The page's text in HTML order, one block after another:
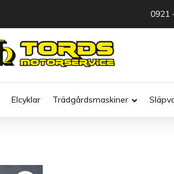
0921
Elcyklar Trädgårdsmaskiner